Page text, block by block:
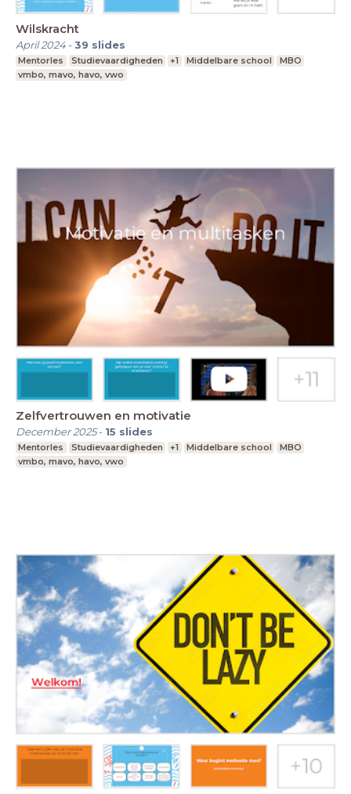
Wilskracht
April 2024-39 slides
Mentorles Studievaardigheden +1 Middelbare school
MBO
vmbo, mavo, havo, vwo
Zelfvertrouwen en motivatie
December 2025- 15 slides
Mentorles Studievaardigheden +1 Middelbare school
MBO
vmbo, mavo, havo, vwo